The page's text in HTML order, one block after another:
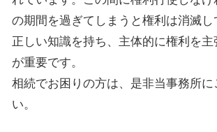
の期間を過ぎてしまうと権利は消滅し
正しい知識を持ち、主体的に権利を主
が重要です。
相続でお困りの方は、是非当事務所に
い。